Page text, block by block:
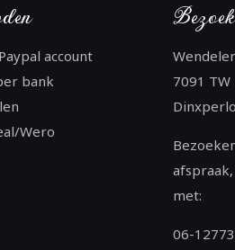
account
bank
Wero
7091 TW
met:
06-